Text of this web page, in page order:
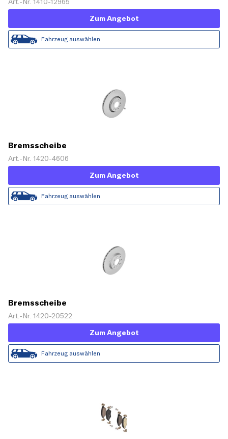
Zum Angebot
Fahrzeug auswählen
Bremsscheibe
Art.-Nr. 1420-4606
Zum Angebot
Fahrzeug auswählen
Bremsscheibe
Art.-Nr. 1420-20522
Zum Angebot
Fahrzeug auswählen